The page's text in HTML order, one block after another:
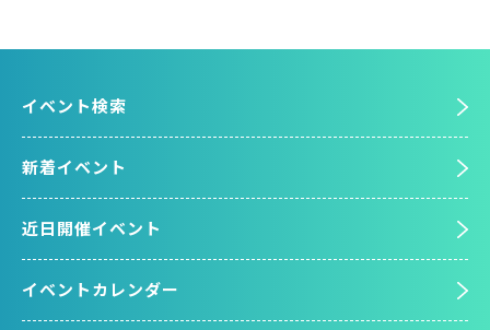
イベント検索
新着イベント
近日開催イベント
イベントカレンダー